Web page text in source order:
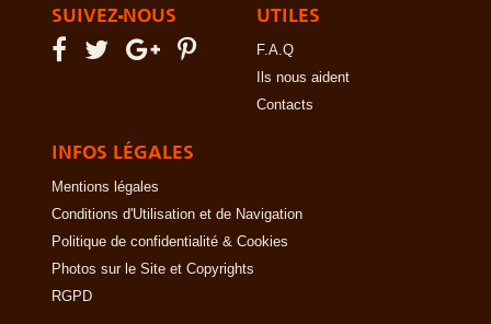
SUIVEZ-NOUS UTILES
F.A.Q
Ils nous aident
Contacts
INFOS LÉGALES
Mentions légales
Conditions d'Utilisation et de Navigation
Politique de confidentialité & Cookies
Photos sur le Site et Copyrights
RGPD